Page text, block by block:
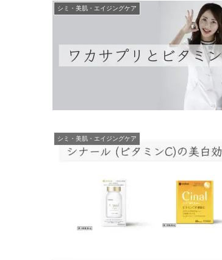
シミ・美肌・エイジングケア
シミ・美肌・エイジングケア